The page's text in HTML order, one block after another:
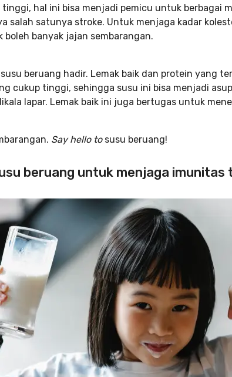
hal ini bisa menjadi pemicu untuk berbagai
salah satunya stroke. Untuk menjaga kadar
boleh banyak jajan sembarangan.
beruang hadir. Lemak baik dan protein yang
cukup tinggi, sehingga susu ini bisa menjadi
lapar. Lemak baik ini juga bertugas untuk
Say hello to susu beruang!
beruang untuk menjaga imunitas